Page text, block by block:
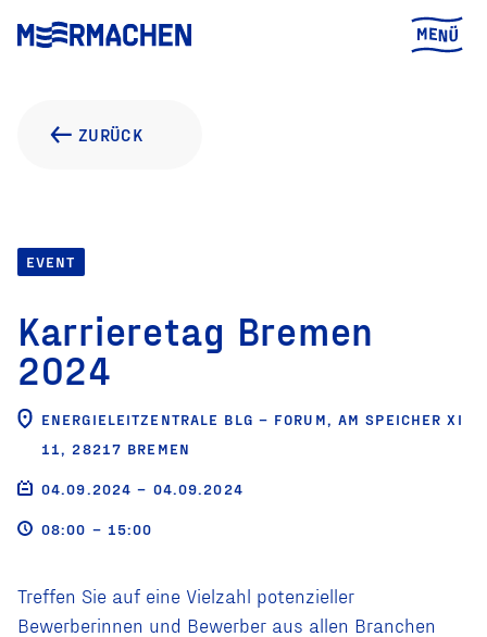
ZURÜCK
EVENT
Karrieretag Bremen
2024
ENERGIELEITZENTRALE BLG – FORUM, AM SPEICHER XI
11, 28217 BREMEN
04.09.2024 – 04.09.2024
08:00 – 15:00
Treffen Sie auf eine Vielzahl potenzieller
Bewerberinnen und Bewerber aus allen Branchen